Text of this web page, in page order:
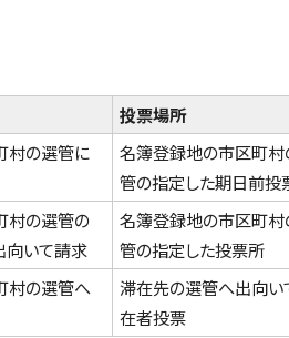
投票場所
村の選管に
名簿登録地の市区町村
管の指定した期日前投
村の選管の
向いて請求
名簿登録地の市区町村
管の指定した投票所
村の選管へ
滞在先の選管へ出向い
在者投票